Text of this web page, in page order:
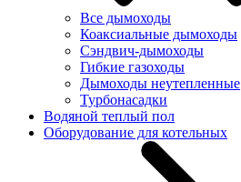
Все дымоходы
Коаксиальные дымоходы
Сэндвич-дымоходы
Гибкие газоходы
Дымоходы неутепленные
Турбонасадки
Водяной теплый пол
Оборудование для котельных